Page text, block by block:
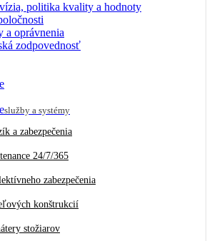
politika kvality a hodnoty
a oprávnenia
zodpovednosť
služby a systémy
a zabezpečenia
24/7/365
zabezpečenia
konštrukcií
stožiarov